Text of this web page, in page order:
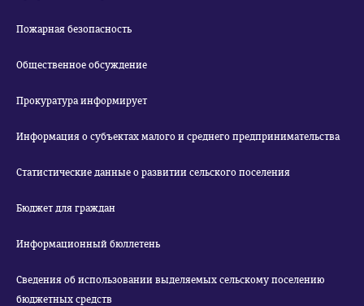
Пожарная безопасность
Общественное обсуждение
Прокуратура информирует
Информация о субъектах малого и среднего предпринимательства
Статистические данные о развитии сельского поселения
Бюджет для граждан
Информационный бюллетень
Сведения об использовании выделяемых сельскому поселению
бюджетных средств